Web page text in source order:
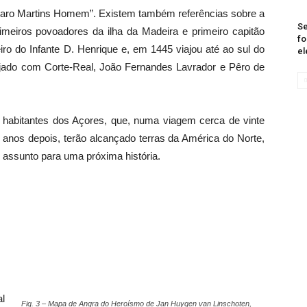
Martins Homem”. Existem também referências sobre a
povoadores da ilha da Madeira e primeiro capitão
do Infante D. Henrique e, em 1445 viajou até ao sul do
com Corte-Real, João Fernandes Lavrador e Pêro de
habitantes dos Açores, que, numa viagem cerca de vinte
anos depois, terão alcançado terras da América do Norte,
assunto para uma próxima história.
Fig. 3 – Mapa de Angra do Heroísmo de Jan Huygen van Linschoten,